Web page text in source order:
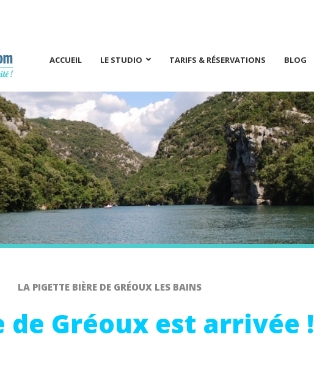
ACCUEIL LE STUDIO TARIFS & RÉSERVATIONS BLOG
LA PIGETTE BIÈRE DE GRÉOUX LES BAINS
de Gréoux est arrivée !